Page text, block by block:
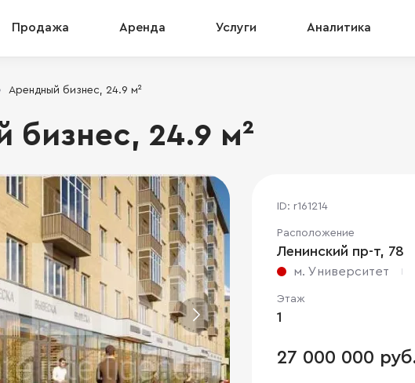
Продажа Аренда Услуги Аналитика
Арендный бизнес, 24.9 м²
бизнес, 24.9 м²
ID: r161214
Расположение
Ленинский пр-т, 78
м. Университет
Этаж
1
27 000 000